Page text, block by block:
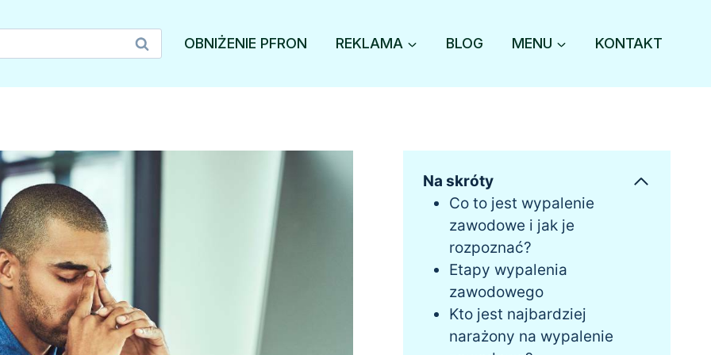
OBNIŻENIE PFRON REKLAMA BLOG MENU KONTAKT
Na skróty
Co to jest wypalenie
zawodowe i jak je
rozpoznać?
Etapy wypalenia
zawodowego
Kto jest najbardziej
narażony na wypalenie